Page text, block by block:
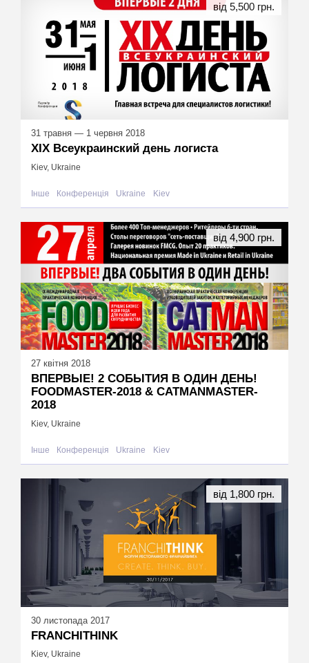
31 травня — 1 червня 2018
XIX Всеукраинский день логиста
Kiev, Ukraine
Інше Конференція Ukraine Kiev
від 5,500 грн.
27 квітня 2018
ВПЕРВЫЕ! 2 СОБЫТИЯ В ОДИН ДЕНЬ!
FOODMASTER-2018 & CATMANMASTER-
2018
Kiev, Ukraine
Інше Конференція Ukraine Kiev
від 4,900 грн.
30 листопада 2017
FRANCHITHINK
Kiev, Ukraine
від 1,800 грн.